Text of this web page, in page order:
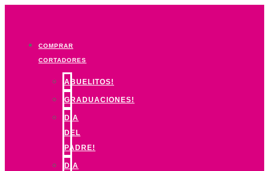
COMPRAR
CORTADORES
ABUELITOS!
GRADUACIONES!
DIA
DEL
PADRE!
DIA